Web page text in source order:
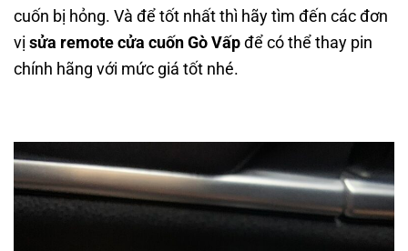
cuốn bị hỏng. Và để tốt nhất thì hãy tìm đến các đơn
vị sửa remote cửa cuốn Gò Vấpđể có thể thay pin
chính hãng với mức giá tốt nhé.